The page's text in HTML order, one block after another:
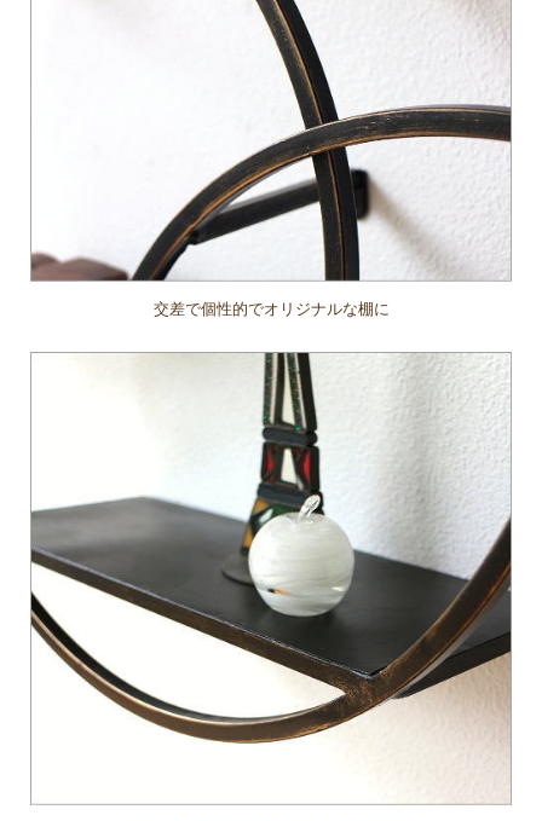
交差で個性的でオリジナルな棚に